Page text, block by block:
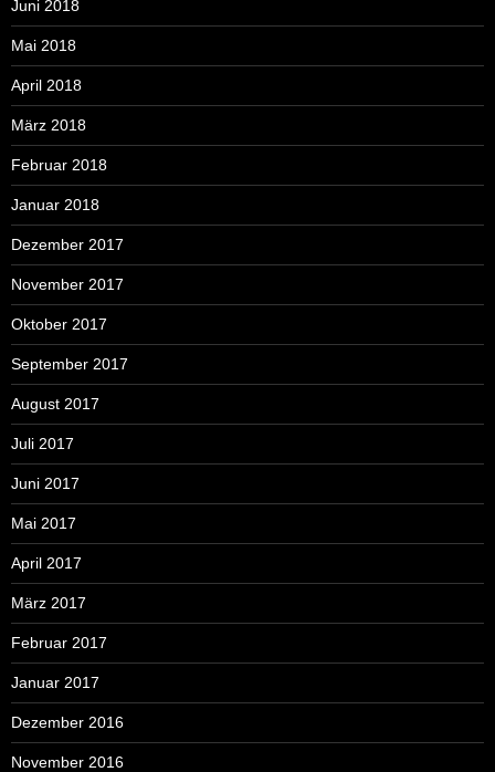
Juni 2018
Mai 2018
April 2018
März 2018
Februar 2018
Januar 2018
Dezember 2017
November 2017
Oktober 2017
September 2017
August 2017
Juli 2017
Juni 2017
Mai 2017
April 2017
März 2017
Februar 2017
Januar 2017
Dezember 2016
November 2016